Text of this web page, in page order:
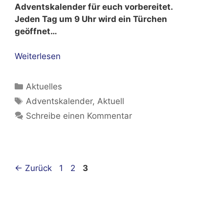
Adventskalender für euch vorbereitet.
Jeden Tag um 9 Uhr wird ein Türchen
geöffnet…
Weiterlesen
Kategorien
Aktuelles
Schlagwörter
Adventskalender, Aktuell
Schreibe einen Kommentar
Beitrags-
← Zurück Seite
1 Seite
2 Seite
3